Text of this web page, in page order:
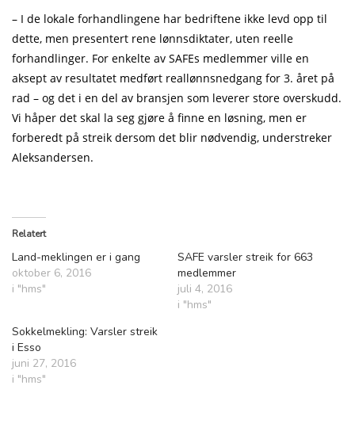
– I de lokale forhandlingene har bedriftene ikke levd opp til
dette, men presentert rene lønnsdiktater, uten reelle
forhandlinger. For enkelte av SAFEs medlemmer ville en
aksept av resultatet medført reallønnsnedgang for 3. året på
rad – og det i en del av bransjen som leverer store overskudd.
Vi håper det skal la seg gjøre å finne en løsning, men er
forberedt på streik dersom det blir nødvendig, understreker
Aleksandersen.
Relatert
Land-meklingen er i gang
oktober 6, 2016
i "hms"
SAFE varsler streik for 663
medlemmer
juli 4, 2016
i "hms"
Sokkelmekling: Varsler streik
i Esso
juni 27, 2016
i "hms"